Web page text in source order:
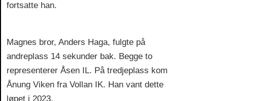
fortsatte han.
Magnes bror, Anders Haga, fulgte på
andreplass 14 sekunder bak. Begge to
representerer Åsen IL. På tredjeplass kom
Ånung Viken fra Vollan IK. Han vant dette
løpet i 2023.